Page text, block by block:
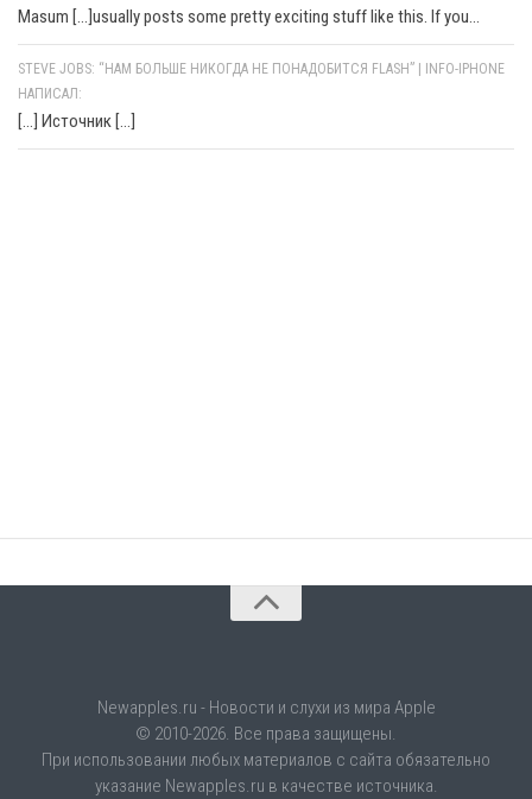
Masum [...]usually posts some pretty exciting stuff like this. If you...
STEVE JOBS: “НАМ БОЛЬШЕ НИКОГДА НЕ ПОНАДОБИТСЯ FLASH” | INFO-IPHONE
НАПИСАЛ:
[…] Источник […]
Newapples.ru - Новости и слухи из мира Apple
© 2010-2026. Все права защищены.
При использовании любых материалов с сайта обязательно
указание Newapples.ru в качестве источника.